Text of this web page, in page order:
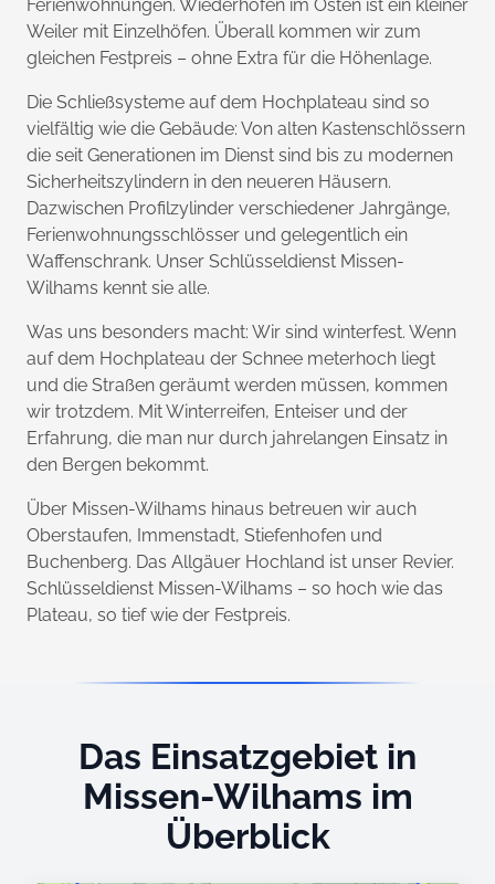
Ferienwohnungen. Wiederhofen im Osten ist ein kleiner
Weiler mit Einzelhöfen. Überall kommen wir zum
gleichen Festpreis – ohne Extra für die Höhenlage.
Die Schließsysteme auf dem Hochplateau sind so
vielfältig wie die Gebäude: Von alten Kastenschlössern
die seit Generationen im Dienst sind bis zu modernen
Sicherheitszylindern in den neueren Häusern.
Dazwischen Profilzylinder verschiedener Jahrgänge,
Ferienwohnungsschlösser und gelegentlich ein
Waffenschrank. Unser Schlüsseldienst Missen-
Wilhams kennt sie alle.
Was uns besonders macht: Wir sind winterfest. Wenn
auf dem Hochplateau der Schnee meterhoch liegt
und die Straßen geräumt werden müssen, kommen
wir trotzdem. Mit Winterreifen, Enteiser und der
Erfahrung, die man nur durch jahrelangen Einsatz in
den Bergen bekommt.
Über Missen-Wilhams hinaus betreuen wir auch
Oberstaufen, Immenstadt, Stiefenhofen und
Buchenberg. Das Allgäuer Hochland ist unser Revier.
Schlüsseldienst Missen-Wilhams – so hoch wie das
Plateau, so tief wie der Festpreis.
Das Einsatzgebiet in
Missen-Wilhams im
Überblick